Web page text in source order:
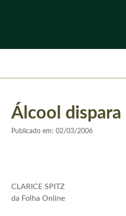
Álcool dispara
Publicado em: 02/03/2006
CLARICE SPITZ
da Folha Online